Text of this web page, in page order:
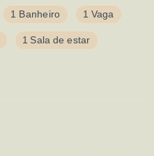
1 Banheiro 1 Vaga
1 Sala de estar